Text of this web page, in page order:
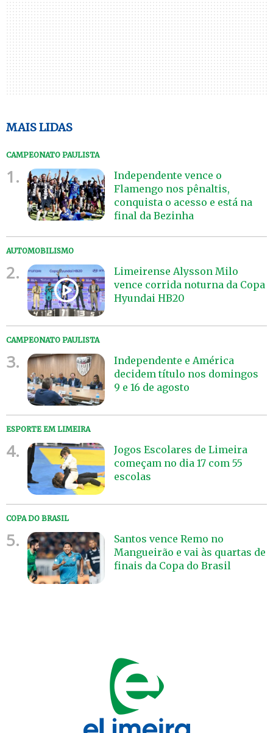
MAIS LIDAS
CAMPEONATO PAULISTA
1.
Independente vence o
Flamengo nos pênaltis,
conquista o acesso e está na
final da Bezinha
AUTOMOBILISMO
2.
Limeirense Alysson Milo
vence corrida noturna da Copa
Hyundai HB20
CAMPEONATO PAULISTA
3.
Independente e América
decidem título nos domingos
9 e 16 de agosto
ESPORTE EM LIMEIRA
4.
Jogos Escolares de Limeira
começam no dia 17 com 55
escolas
COPA DO BRASIL
5.
Santos vence Remo no
Mangueirão e vai às quartas de
finais da Copa do Brasil